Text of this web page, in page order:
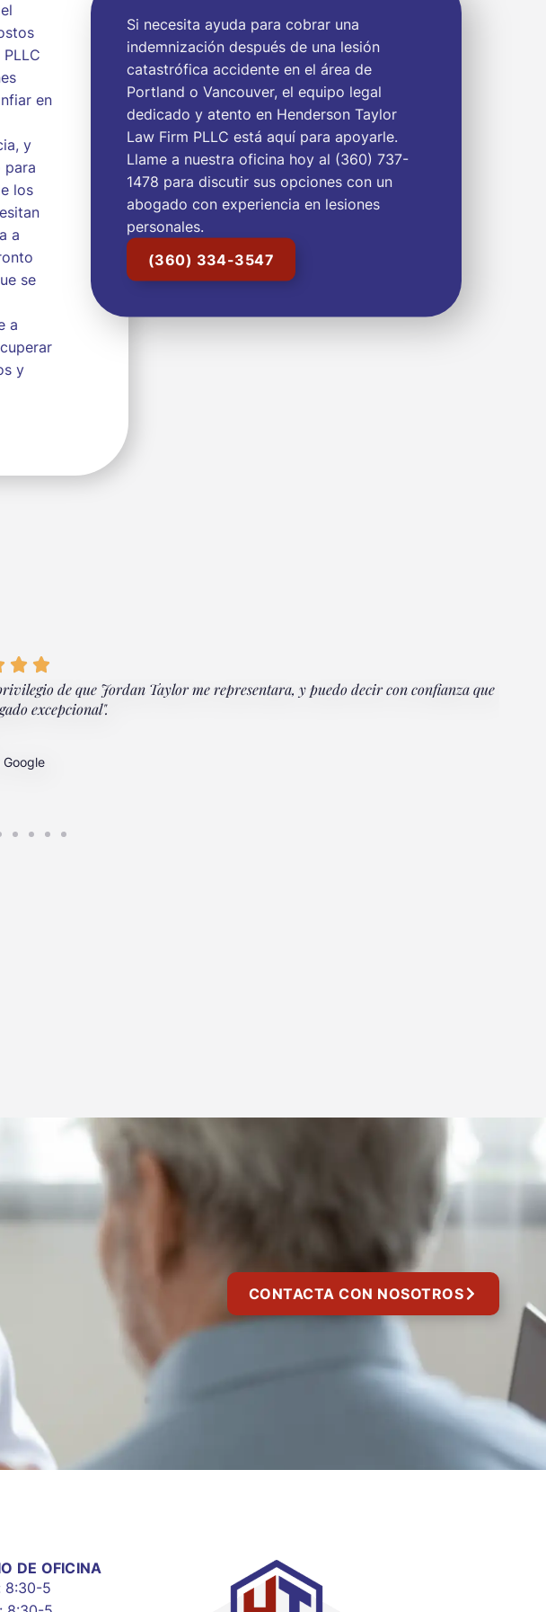
en
y
para
los
a
se
a
y
Si necesita ayuda para cobrar una
indemnización después de una lesión
catastrófica accidente en el área de
Portland o Vancouver, el equipo legal
dedicado y atento en Henderson Taylor
Law Firm PLLC está aquí para apoyarle.
Llame a nuestra oficina hoy al (360) 737-
1478 para discutir sus opciones con un
abogado con experiencia en lesiones
personales.
(360) 334-3547
de que Jordan Taylor me representara, y puedo decir con confianza que
excepcional".
CONTACTA CON NOSOTROS
DE OFICINA
8:30-5